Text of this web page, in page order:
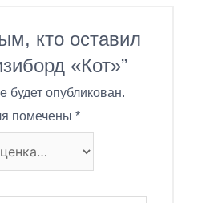
кто оставил
«Кот»”
будет опубликован.
помечены *